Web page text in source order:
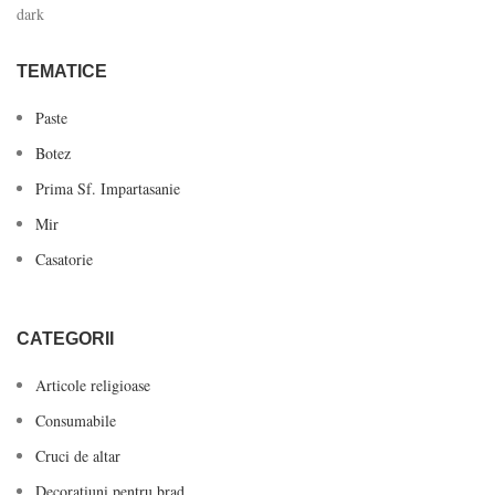
TEMATICE
Paste
Botez
Prima Sf. Impartasanie
Mir
Casatorie
CATEGORII
Articole religioase
Consumabile
Cruci de altar